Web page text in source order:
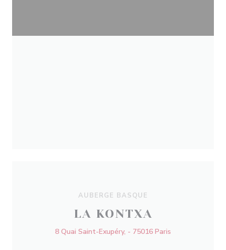
AUBERGE BASQUE
LA KONTXA
8 Quai Saint-Exupéry, - 75016 Paris